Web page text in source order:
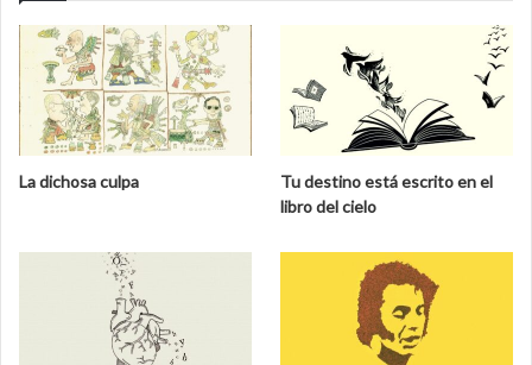
La dichosa culpa
Tu destino está escrito en el
libro del cielo